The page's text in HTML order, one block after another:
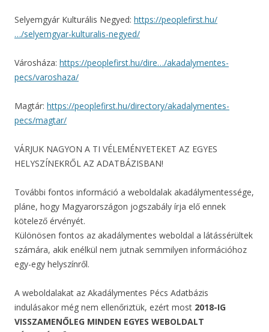
Selyemgyár Kulturális Negyed: https://peoplefirst.hu/
…/selyemgyar-kulturalis-negyed/
Városháza: https://peoplefirst.hu/dire…/akadalymentes-
pecs/varoshaza/
Magtár: https://peoplefirst.hu/directory/akadalymentes-
pecs/magtar/
VÁRJUK NAGYON A TI VÉLEMÉNYETEKET AZ EGYES
HELYSZÍNEKRŐL AZ ADATBÁZISBAN!
További fontos információ a weboldalak akadálymentessége,
pláne, hogy Magyarországon jogszabály írja elő ennek
kötelező érvényét.
Különösen fontos az akadálymentes weboldal a látássérültek
számára, akik enélkül nem jutnak semmilyen információhoz
egy-egy helyszínről.
A weboldalakat az Akadálymentes Pécs Adatbázis
indulásakor még nem ellenőriztük, ezért most 2018-IG
VISSZAMENŐLEG MINDEN EGYES WEBOLDALT